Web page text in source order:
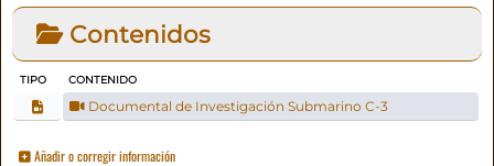
Contenidos
TIPO CONTENIDO
Documental de Investigación Submarino C-3
Añadir o corregir información